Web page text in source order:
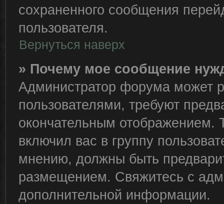
сохраненного сообщения
пользователя.
Вернуться наверх
» Почему мое сообщение
Администратор форума может
пользователями, требуют
окончательным отображением.
включил вас в группу
мнению, должны быть
размещением. Свяжитесь с
дополнительной информации.